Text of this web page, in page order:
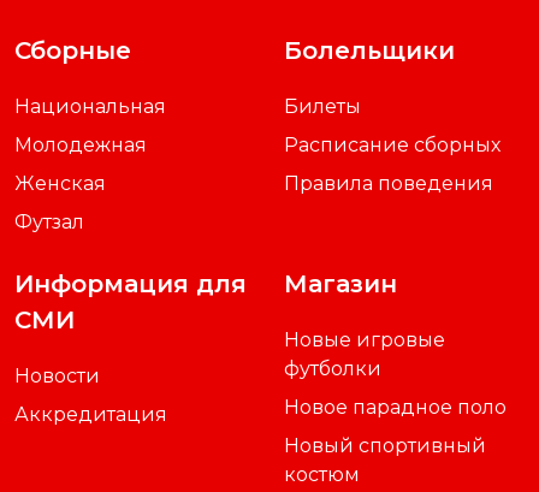
Сборные
Национальная
Молодежная
Женская
Футзал
Болельщики
Билеты
Расписание сборных
Правила поведения
Информация для
СМИ
Новости
Аккредитация
Магазин
Новые игровые
футболки
Новое парадное поло
Новый спортивный
костюм